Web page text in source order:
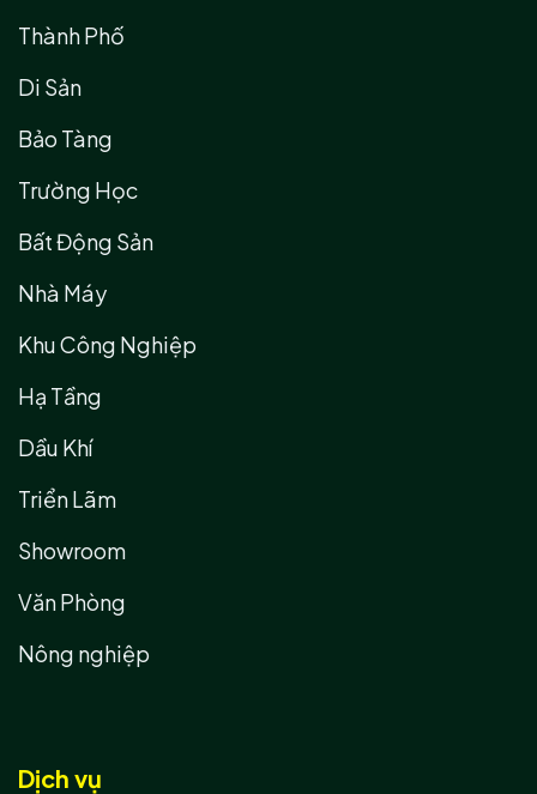
Thành Phố
Di Sản
Bảo Tàng
Trường Học
Bất Động Sản
Nhà Máy
Khu Công Nghiệp
Hạ Tầng
Dầu Khí
Triển Lãm
Showroom
Văn Phòng
Nông nghiệp
Dịch vụ